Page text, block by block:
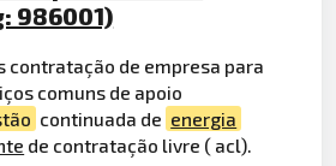
986001)
contratação de empresa para
comuns de apoio
continuada de energia
de contratação livre ( acl).